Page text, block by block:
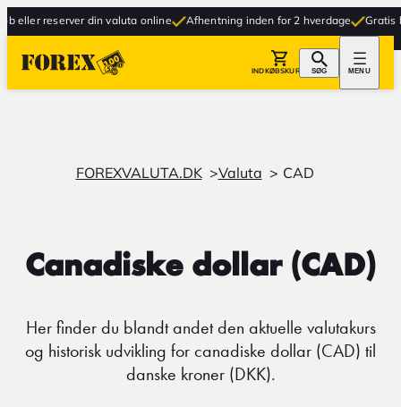
reserver din valuta online Afhentning inden for 2 hverdage Gratis
INDKØBSKURV SØG MENU
FOREXVALUTA.DK Valuta CAD
Canadiske dollar (CAD)
Her finder du blandt andet den aktuelle valutakurs
og historisk udvikling for canadiske dollar (CAD) til
danske kroner (DKK).